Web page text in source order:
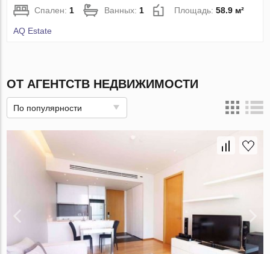
Спален: 1 Ванных: 1 Площадь:58.9 м²
AQ Estate
ОТ АГЕНТСТВ НЕДВИЖИМОСТИ
По популярности